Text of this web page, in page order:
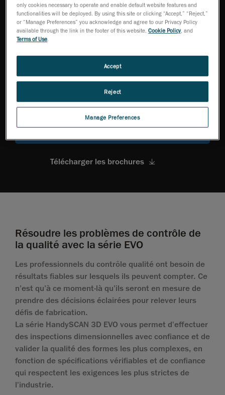
Une expérience utilisateur
optimale avec un écran
intégré
Capacité sans fil
Télécharger les brochures
Résoudre les problèmes de contrôle de
la qualité avec la série EVO
Les professionnels du contrôle qualité ont besoin de
résultats fiables sur lesquels ils peuvent compter. Ce
n’est qu’à ce moment-là qu’ils seront en mesure de
prendre des décisions éclairées pour relever leurs
défis de fabrication.
La série HandySCAN 3D EVO vous permet d'effectuer
des inspections dimensionnelles avec confiance et de
valider la qualité des formes les plus complexes, en
fonction de spécifications vérifiables et de confiance
qui respectent les exigences les plus strictes de
l'industrie.
only cookies necessary to operate and enable default website features and
functionalities will be deployed. By using this site or clicking “Accept,” “Reject,”
or “Manage Preferences” you acknowledge and agree to our Privacy Policy
available through the link in the footer of this website,Cookie Policy, and
Terms of Use.
Manage Preferences
Reject
Accept